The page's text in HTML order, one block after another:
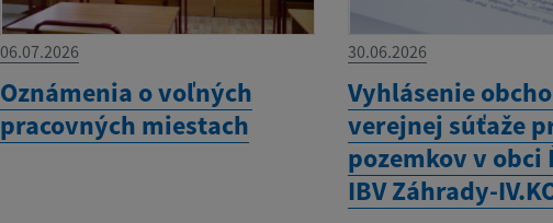
06.07.2026
Oznámenia o voľných
pracovných miestach
30.06.2026
Vyhlásenie
verejnej súťaže
pozemkov v obci
IBV Záhrady-